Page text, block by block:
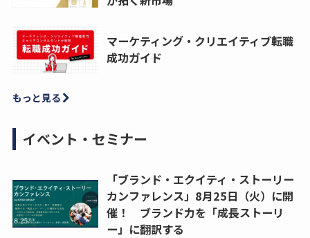
マーケティング・クリエイティブ転職
成功ガイド
もっと見る
イベント・セミナー
「ブランド・エクイティ・ストーリー
カンファレンス」8月25日（火）に開
催！ ブランド力を「成長ストーリ
ー」に翻訳する